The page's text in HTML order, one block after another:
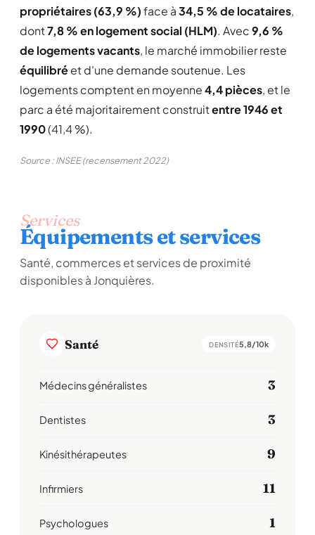
propriétaires (63,9 %)face à34,5 % de locataires,
dont7,8 % en logement social (HLM). Avec9,6 %
de logements vacants, le marché immobilier reste
équilibréet d'une demande soutenue. Les
logements comptent en moyenne4,4 pièces, et le
parc a été majoritairement construitentre 1946 et
1990(41,4 %).
Source : INSEE (recensement 2022)
Services
Équipements et services
Santé, commerces et services de proximité
disponibles à Jonquières.
Santé DENSITÉ5,8/10k
Médecins généralistes 3
Dentistes 3
Kinésithérapeutes 9
Infirmiers 11
Psychologues 1